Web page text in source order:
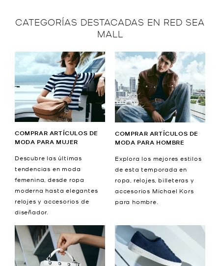
CATEGORÍAS DESTACADAS EN RED SEA
MALL
COMPRAR ARTÍCULOS DE
MODA PARA MUJER
Descubre las últimas
tendencias en moda
femenina, desde ropa
moderna hasta elegantes
relojes y accesorios de
diseñador.
COMPRAR ARTÍCULOS DE
MODA PARA HOMBRE
Explora los mejores estilos
de esta temporada en
ropa, relojes, billeteras y
accesorios Michael Kors
para hombre.